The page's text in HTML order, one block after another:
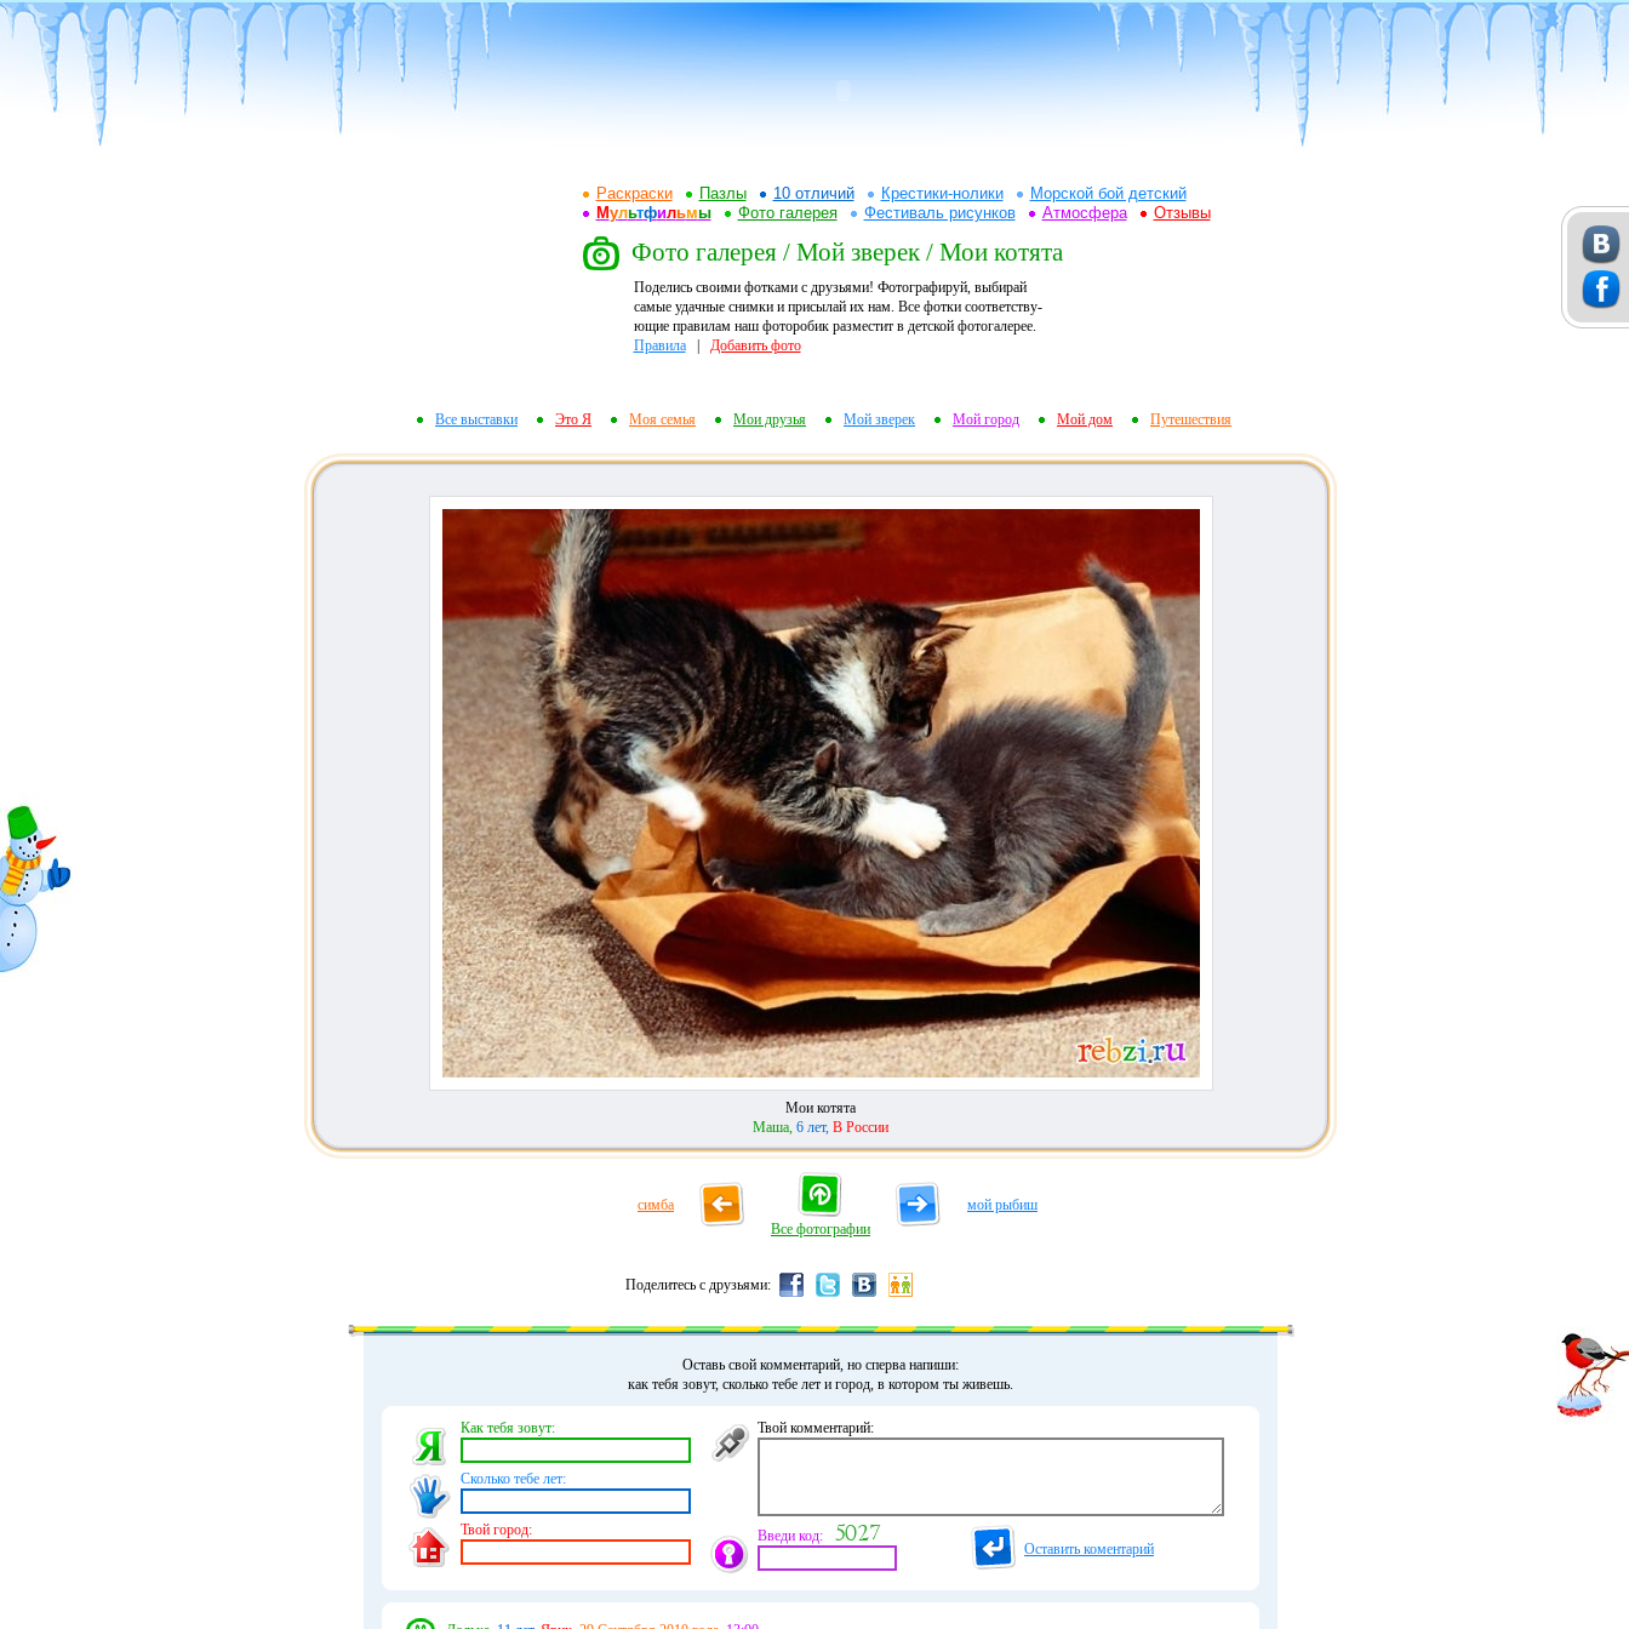
Раскраски Пазлы 10 отличий Крестики-нолики
Морской бой детский
Мультфильмы Фото галерея Фестиваль рисунков Атмосфера Отзывы
Фото галерея / Мой зверек / Мои котята
Поделись своими фотками с друзьями! Фотографируй, выбирай
самые удачные снимки и присылай их нам. Все фотки соответству-
ющие правилам наш фоторобик разместит в детской фотогалерее.
Правила| Добавить фото
Все выставки Это Я Моя семья Мои друзья Мой зверек Мой город Мой дом Путешествия
Мои котята
Маша, 6 лет, В России
симба
Все фотографии
мой рыбиш
Поделитесь с друзьями:
Оставь свой комментарий, но сперва напиши:
как тебя зовут, сколько тебе лет и город, в котором ты живешь.
Как тебя зовут:
Сколько тебе лет:
Твой город:
Твой комментарий:
Введи код:
Оставить коментарий